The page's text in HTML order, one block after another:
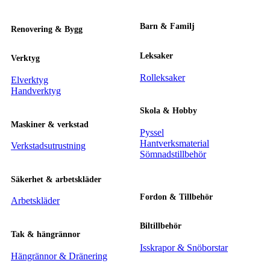
Renovering & Bygg
Verktyg
Elverktyg
Handverktyg
Maskiner & verkstad
Verkstadsutrustning
Säkerhet & arbetskläder
Arbetskläder
Tak & hängrännor
Hängrännor & Dränering
Barn & Familj
Leksaker
Rolleksaker
Skola & Hobby
Pyssel
Hantverksmaterial
Sömnadstillbehör
Fordon & Tillbehör
Biltillbehör
Isskrapor & Snöborstar